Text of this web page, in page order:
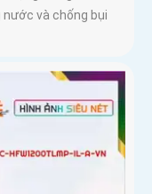
và chống bụi